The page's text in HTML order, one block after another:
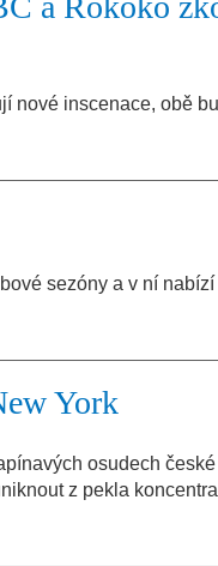
nové inscenace, obě
sezóny a v ní
York
osudech
z pekla